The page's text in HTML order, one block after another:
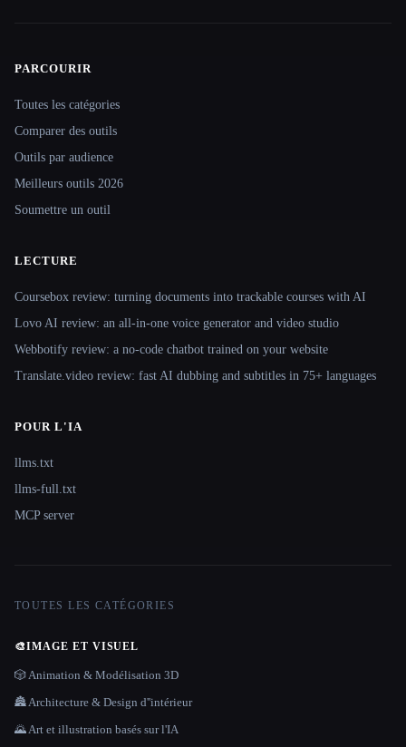
Site navigation
PARCOURIR
Toutes les catégories
Comparer des outils
Outils par audience
Meilleurs outils 2026
Soumettre un outil
LECTURE
Coursebox review: turning documents into trackable courses with AI
Lovo AI review: an all-in-one voice generator and video studio
Webbotify review: a no-code chatbot trained on your website
Translate.video review: fast AI dubbing and subtitles in 75+ languages
POUR L'IA
llms.txt
llms-full.txt
MCP server
TOUTES LES CATÉGORIES
🎨IMAGE ET VISUEL
🎲 Animation & Modélisation 3D
🏯 Architecture & Design d''intérieur
🌄 Art et illustration basés sur l'IA